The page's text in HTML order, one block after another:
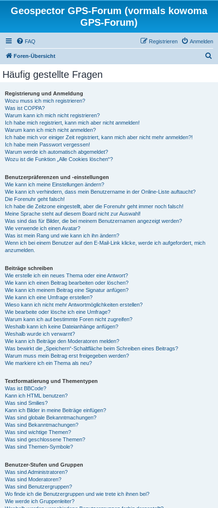
Geospector GPS-Forum (vormals kowoma
GPS-Forum)
FAQ Anmelden
Registrieren
Foren-Übersicht
Häufig gestellte Fragen
Registrierung und Anmeldung
Wozu muss ich mich registrieren?
Was ist COPPA?
Warum kann ich mich nicht registrieren?
Ich habe mich registriert, kann mich aber nicht anmelden!
Warum kann ich mich nicht anmelden?
Ich habe mich vor einiger Zeit registriert, kann mich aber nicht mehr anmelden?!
Ich habe mein Passwort vergessen!
Warum werde ich automatisch abgemeldet?
Wozu ist die Funktion „Alle Cookies löschen“?
Benutzerpräferenzen und -einstellungen
Wie kann ich meine Einstellungen ändern?
Wie kann ich verhindern, dass mein Benutzername in der Online-Liste auftaucht?
Die Forenuhr geht falsch!
Ich habe die Zeitzone eingestellt, aber die Forenuhr geht immer noch falsch!
Meine Sprache steht auf diesem Board nicht zur Auswahl!
Was sind das für Bilder, die bei meinem Benutzernamen angezeigt werden?
Wie verwende ich einen Avatar?
Was ist mein Rang und wie kann ich ihn ändern?
Wenn ich bei einem Benutzer auf den E-Mail-Link klicke, werde ich aufgefordert, mich
anzumelden.
Beiträge schreiben
Wie erstelle ich ein neues Thema oder eine Antwort?
Wie kann ich einen Beitrag bearbeiten oder löschen?
Wie kann ich meinem Beitrag eine Signatur anfügen?
Wie kann ich eine Umfrage erstellen?
Wieso kann ich nicht mehr Antwortmöglichkeiten erstellen?
Wie bearbeite oder lösche ich eine Umfrage?
Warum kann ich auf bestimmte Foren nicht zugreifen?
Weshalb kann ich keine Dateianhänge anfügen?
Weshalb wurde ich verwarnt?
Wie kann ich Beiträge den Moderatoren melden?
Was bewirkt die „Speichern“-Schaltfläche beim Schreiben eines Beitrags?
Warum muss mein Beitrag erst freigegeben werden?
Wie markiere ich ein Thema als neu?
Textformatierung und Thementypen
Was ist BBCode?
Kann ich HTML benutzen?
Was sind Smilies?
Kann ich Bilder in meine Beiträge einfügen?
Was sind globale Bekanntmachungen?
Was sind Bekanntmachungen?
Was sind wichtige Themen?
Was sind geschlossene Themen?
Was sind Themen-Symbole?
Benutzer-Stufen und Gruppen
Was sind Administratoren?
Was sind Moderatoren?
Was sind Benutzergruppen?
Wo finde ich die Benutzergruppen und wie trete ich ihnen bei?
Wie werde ich Gruppenleiter?